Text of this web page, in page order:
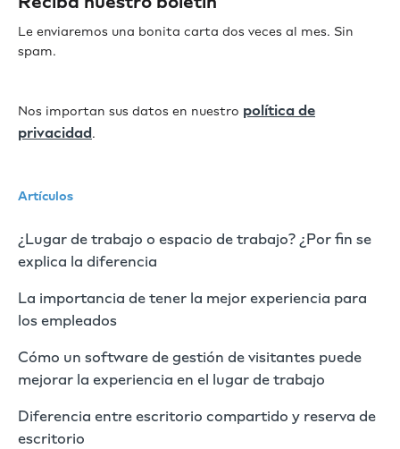
Le enviaremos una bonita carta dos veces al mes. Sin
spam.
Nos importan sus datos en nuestro política de
privacidad.
Artículos
¿Lugar de trabajo o espacio de trabajo? ¿Por fin se
explica la diferencia
La importancia de tener la mejor experiencia para
los empleados
Cómo un software de gestión de visitantes puede
mejorar la experiencia en el lugar de trabajo
Diferencia entre escritorio compartido y reserva de
escritorio